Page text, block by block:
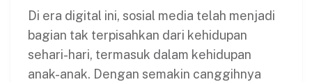
Di era digital ini, sosial media telah menjadi
bagian tak terpisahkan dari kehidupan
sehari-hari, termasuk dalam kehidupan
anak-anak. Dengan semakin canggihnya